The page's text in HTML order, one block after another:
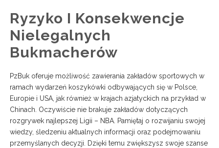
Ryzyko I Konsekwencje
Nielegalnych
Bukmacherów
PzBuk oferuje możliwość zawierania zakładów sportowych w
ramach wydarzeń koszykówki odbywających się w Polsce,
Europie i USA, jak również w krajach azjatyckich na przykład w
Chinach. Oczywiście nie brakuje zakładów dotyczących
rozgrywek najlepszej Ligii – NBA. Pamiętaj o rozwijaniu swojej
wiedzy, śledzeniu aktualnych informacji oraz podejmowaniu
przemyślanych decyzji. Dzięki temu zwiększysz swoje szanse